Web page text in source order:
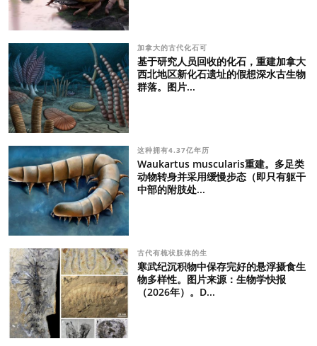
加拿大的古代化石可
基于研究人员回收的化石，重建加拿大
西北地区新化石遗址的假想深水古生物
群落。图片...
这种拥有4.37亿年历
Waukartus muscularis重建。多足类
动物转身并采用缓慢步态（即只有躯干
中部的附肢处...
古代有梳状肢体的生
寒武纪沉积物中保存完好的悬浮摄食生
物多样性。图片来源：生物学快报
（2026年）。D...